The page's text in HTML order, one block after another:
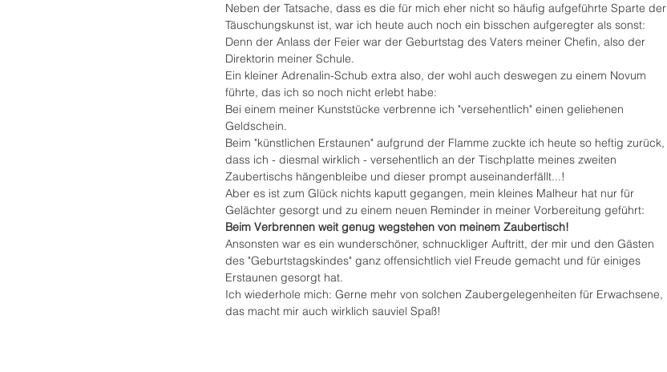
Neben der Tatsache, dass es die für mich eher nicht so häufig aufgeführte Sparte der
Täuschungskunst ist, war ich heute auch noch ein bisschen aufgeregter als sonst:
Denn der Anlass der Feier war der Geburtstag des Vaters meiner Chefin, also der
Direktorin meiner Schule.
Ein kleiner Adrenalin-Schub extra also, der wohl auch deswegen zu einem Novum
führte, das ich so noch nicht erlebt habe:
Bei einem meiner Kunststücke verbrenne ich "versehentlich" einen geliehenen
Geldschein.
Beim "künstlichen Erstaunen" aufgrund der Flamme zuckte ich heute so heftig zurück,
dass ich - diesmal wirklich - versehentlich an der Tischplatte meines zweiten
Zaubertischs hängenbleibe und dieser prompt auseinanderfällt...!
Aber es ist zum Glück nichts kaputt gegangen, mein kleines Malheur hat nur für
Gelächter gesorgt und zu einem neuen Reminder in meiner Vorbereitung geführt:
Beim Verbrennen weit genug wegstehen von meinem Zaubertisch!
Ansonsten war es ein wunderschöner, schnuckliger Auftritt, der mir und den Gästen
des "Geburtstagskindes" ganz offensichtlich viel Freude gemacht und für einiges
Erstaunen gesorgt hat.
Ich wiederhole mich: Gerne mehr von solchen Zaubergelegenheiten für Erwachsene,
das macht mir auch wirklich sauviel Spaß!